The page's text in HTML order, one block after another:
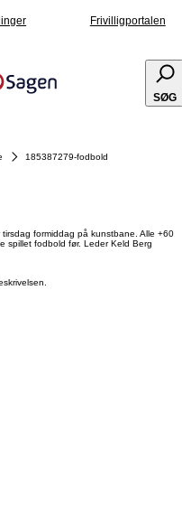
Frivilligportalen
SØG
185387279-fodbold
formiddag på kunstbane. Alle +60
spillet fodbold før. Leder Keld Berg